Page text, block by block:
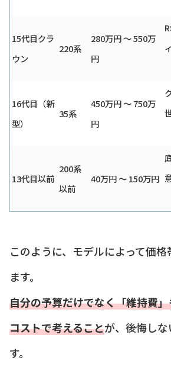
15代目クラ
ウン
220系
280万円 〜 550万
円
16代目（新
型）
35系
450万円 〜 750万
円
13代目以前
200系
以前
40万円 〜 150万円
このように、モデルによって価
ます。
自分の予算だけでなく「維持費
コストで考えることが、後悔し
す。